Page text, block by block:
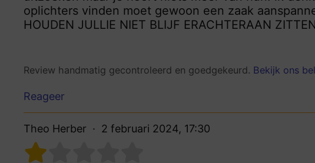
oplichters vinden moet gewoon een zaak
HOUDEN JULLIE NIET BLIJF ERACHTERAAN
Review handmatig gecontroleerd en goedgekeurd. Bekijk ons
Reageer
Theo Herber 2 februari 2024, 17:30